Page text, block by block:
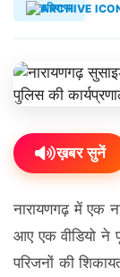
हरियाणा
ख़बर सुनें
नारायणगढ़ में एक
आए एक वीडियो ने
परिजनों की